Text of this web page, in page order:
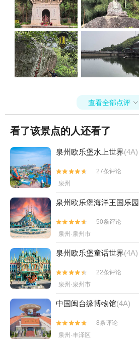
查看全部点评 
看了该景点的人还看了
泉州欧乐堡水上世界(4A)


27条评论
泉州
泉州欧乐堡海洋王国乐园


50条评论
泉州·泉州市
泉州欧乐堡童话世界(4A)


22条评论
泉州·泉州市
中国闽台缘博物馆(4A)


8条评论
泉州·丰泽区